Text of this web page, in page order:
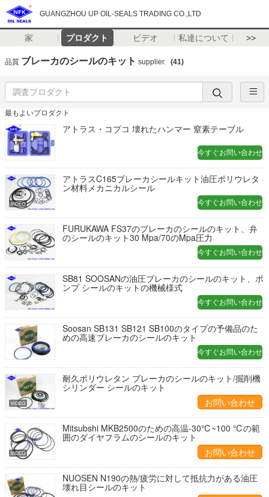
GUANGZHOU UP OIL-SEALS TRADING CO.,LTD
家 プロダクト ビデオ 私達について >>
品質 ブレーカのシールのキット supplier. (41)
最もよいプロダクト
アトラス・コプコ 壊れたハンマー 窒素テーブル
今すぐお問い合わせ
アトラスC165ブレーカシールキット油圧ポリウレタ
ン材料メカニカルシール
今すぐお問い合わせ
FURUKAWA FS37のブレーカのシールのキット、弁
のシールのキット30 Mpa/70のMpa圧力
今すぐお問い合わせ
SB81 SOOSANの油圧ブレーカのシールのキット、ポ
ンプ シールのキットの機械様式
今すぐお問い合わせ
Soosan SB131 SB121 SB100のタイプの予備品のた
めの高速ブレーカのシールのキット
今すぐお問い合わせ
耐久ポリウレタン ブレーカのシールのキット/掘削機
シリンダー シールのキット
お問い合わせ
Mitsubshi MKB2500のための高温-30℃~100 ℃の範
囲のダイヤフラムのシールのキット
お問い合わせ
NUOSEN N190の熱/疲労に対して抵抗力がある油圧
壊れ目シールのキット